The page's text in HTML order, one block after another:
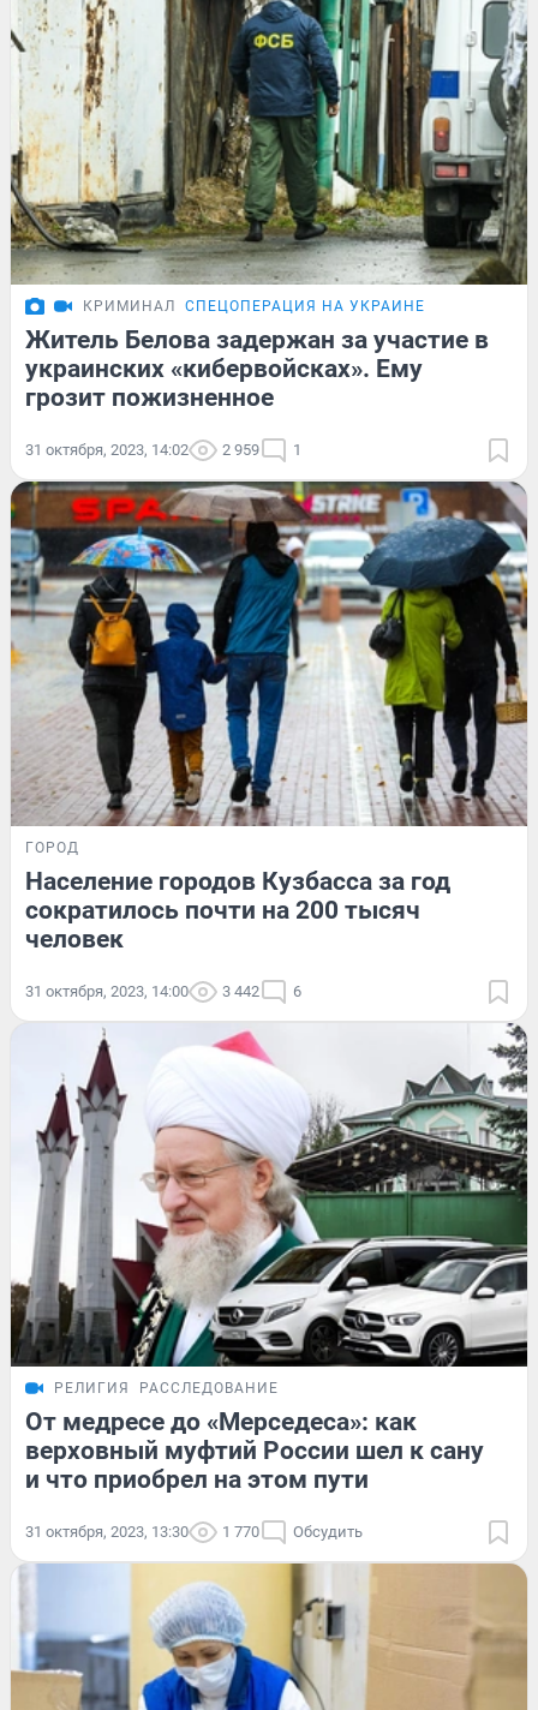
КРИМИНАЛ СПЕЦОПЕРАЦИЯ НА УКРАИНЕ
Житель Белова задержан за участие в
украинских «кибервойсках». Ему
грозит пожизненное
31 октября, 2023, 14:02 2 959 1
ГОРОД
Население городов Кузбасса за год
сократилось почти на 200 тысяч
человек
31 октября, 2023, 14:00 3 442 6
РЕЛИГИЯ РАССЛЕДОВАНИЕ
От медресе до «Мерседеса»: как
верховный муфтий России шел к сану
и что приобрел на этом пути
31 октября, 2023, 13:30 1 770 Обсудить